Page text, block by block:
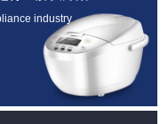
industry